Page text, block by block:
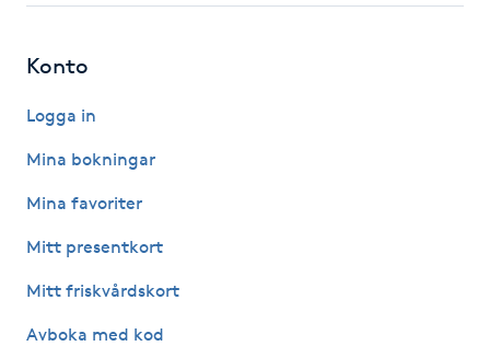
Gravidmassage
Gravidyoga
Gua Sha-massage
Konto
Logga in
Mina bokningar
Mina favoriter
Mitt presentkort
Mitt friskvårdskort
Avboka med kod